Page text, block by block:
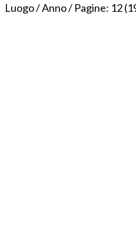
Luogo / Anno / Pagine: 12